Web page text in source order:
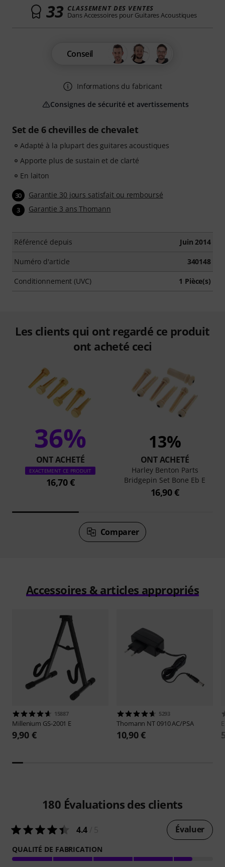
Set de 6 chevilles de chevalet
Adapté à la plupart des guitares acoustiques
Apporte plus de sustain et de clarté
En laiton
30 Garantie 30 jours satisfait ou remboursé
3 Garantie 3 ans Thomann
Référencé depuis Juin 2014
Numéro d'article 340148
Conditionnement (UVC) 1 Pièce(s)
33 CLASSEMENT DES VENTES
Dans Accessoires pour Guitares Acoustiques
Conseil
Informations du fabricant
Consignes de sécurité et avertissements
Les clients qui ont regardé ce produit
ont acheté ceci
36%
ONT ACHETÉ
EXACTEMENT CE PRODUIT
16,70 €
13%
ONT ACHETÉ
Harley Benton Parts
Bridgepin Set Bone Eb E
16,90 €
Comparer
Accessoires & articles appropriés
15887
Millenium GS-2001 E
9,90 €
5293
Thomann NT 0910 AC/PSA
10,90 €
180 Évaluations des clients
4.4 Évaluer
QUALITÉ DE FABRICATION